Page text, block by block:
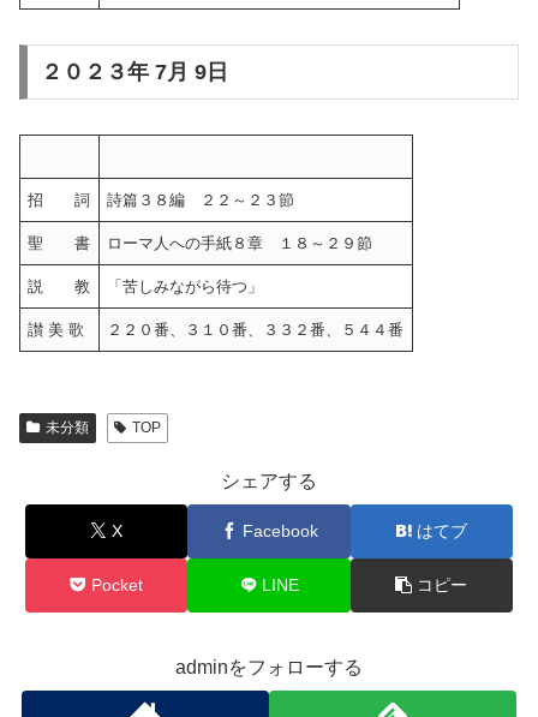
２０２３年 7月 9日
招 詞 詩篇３８編 ２２～２３節
聖 書 ローマ人への手紙８章 １８～２９節
説 教 「苦しみながら待つ」
讃 美 歌 ２２０番、３１０番、３３２番、５４４番
未分類 TOP
シェアする
X Facebook はてブ
Pocket LINE コピー
adminをフォローする